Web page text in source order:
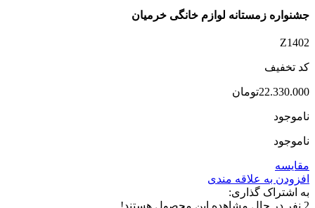
جشنواره زمستانه لوازم خانگی خرمیان
Z1402
کد تخفیف
22.330.000تومان
ناموجود
ناموجود
مقایسه
افزودن به علاقه مندی
به اشتراک گذاری: